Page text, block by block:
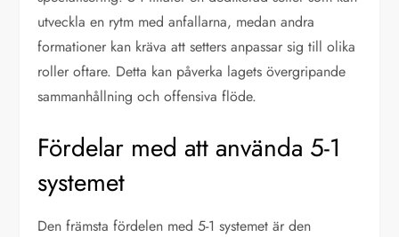
utveckla en rytm med anfallarna, medan andra
formationer kan kräva att setters anpassar sig till olika
roller oftare. Detta kan påverka lagets övergripande
sammanhållning och offensiva flöde.
Fördelar med att använda 5-1
systemet
Den främsta fördelen med 5-1 systemet är den